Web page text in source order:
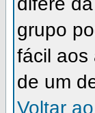
grupo
fácil aos
de um
Voltar